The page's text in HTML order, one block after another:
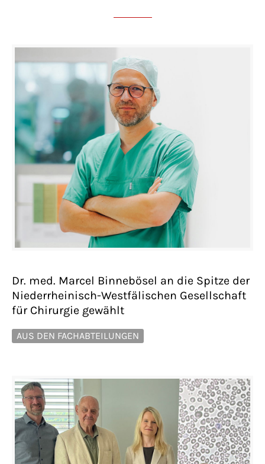
Dr. med. Marcel Binnebösel an die Spitze der
Niederrheinisch-Westfälischen Gesellschaft
für Chirurgie gewählt
AUS DEN FACHABTEILUNGEN